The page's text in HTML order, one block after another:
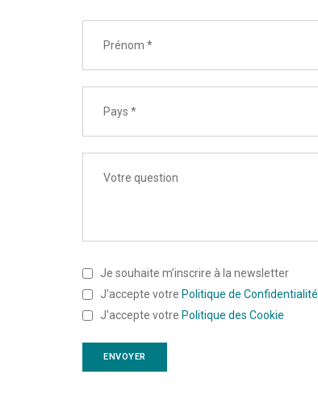
Je souhaite m’inscrire à la newsletter
J'accepte votre Politique de Confidentialité
J'accepte votre Politique des Cookie